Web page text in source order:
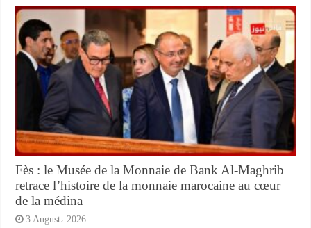
Fès : le Musée de la Monnaie de Bank Al-Maghrib
retrace l’histoire de la monnaie marocaine au cœur
de la médina
3 August، 2026